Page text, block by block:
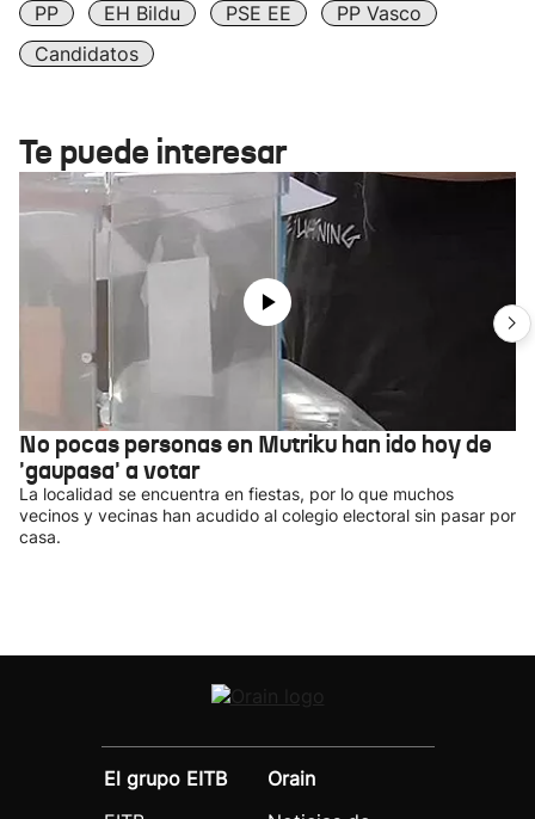
PP
EH Bildu PSE EE
PP Vasco
Candidatos
Te puede interesar
No pocas personas en Mutriku han ido hoy de
'gaupasa' a votar
La localidad se encuentra en fiestas, por lo que muchos
vecinos y vecinas han acudido al colegio electoral sin pasar por
casa.
El grupo EITB
Orain